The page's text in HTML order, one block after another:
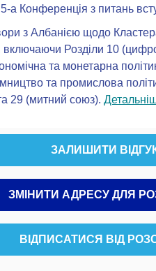
а Конференція з питань
з Албанією щодо
включаючи Розділи 10
та монетарна
та промислова
29 (митний союз).
ЗАЛИШИТИ
ЗМІНИТИ АДРЕСУ ДЛЯ
ВІДПИСАТИСЯ ВІД